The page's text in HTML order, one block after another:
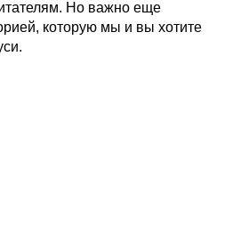
Но важно еще
которую мы и вы хотите